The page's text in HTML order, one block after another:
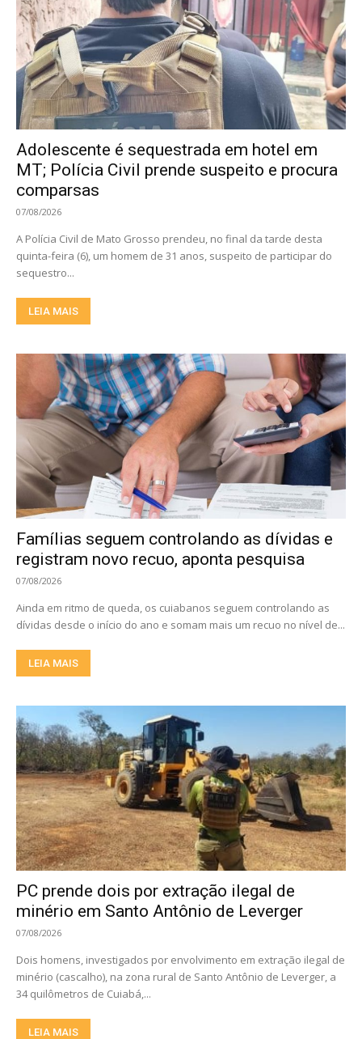
Adolescente é sequestrada em hotel em
MT; Polícia Civil prende suspeito e procura
comparsas
07/08/2026
A Polícia Civil de Mato Grosso prendeu, no final da tarde desta
quinta-feira (6), um homem de 31 anos, suspeito de participar do
sequestro...
LEIA MAIS
Famílias seguem controlando as dívidas e
registram novo recuo, aponta pesquisa
07/08/2026
Ainda em ritmo de queda, os cuiabanos seguem controlando as
dívidas desde o início do ano e somam mais um recuo no nível de...
LEIA MAIS
PC prende dois por extração ilegal de
minério em Santo Antônio de Leverger
07/08/2026
Dois homens, investigados por envolvimento em extração ilegal de
minério (cascalho), na zona rural de Santo Antônio de Leverger, a
34 quilômetros de Cuiabá,...
LEIA MAIS